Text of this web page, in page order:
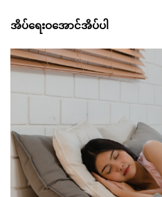
အိပ်ရေးဝအောင်အိပ်ပါ